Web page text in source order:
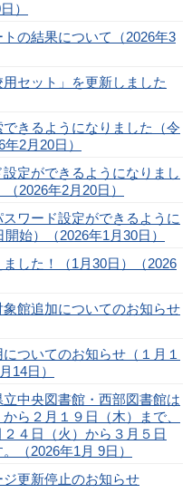
）
の結果について（2026年3
用セット」を更新しました
きるようになりました（令
2月20日）
定ができるようになりまし
2026年2月20日）
スワード設定ができるように
始）（2026年1月30日）
した！（1月30日）（2026
館追加についてのお知らせ
ついてのお知らせ（１月１
14日）
中央図書館・西部図書館は
ら２月１９日（木）まで、
４日（火）から３月５日
（2026年1月 9日）
ジ更新停止のお知らせ